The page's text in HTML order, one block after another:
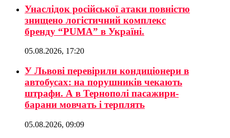
Унаслідок російської атаки повністю
знищено логістичний комплекс
бренду “PUMA” в Україні.
05.08.2026, 17:20
У Львові перевірили кондиціонери в
автобусах: на порушників чекають
штрафи. А в Тернополі пасажири-
барани мовчать і терплять
05.08.2026, 09:09